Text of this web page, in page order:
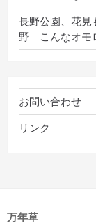
長野公園、花見
野 こんなオモ
お問い合わせ
リンク
万年草